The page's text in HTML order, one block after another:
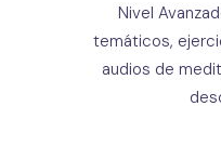
Nivel
temáticos,
audios de